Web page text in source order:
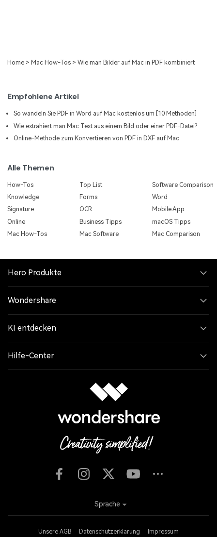
Home > Mac How-Tos > Wie man Bilder auf Mac in PDF kombiniert
Empfohlene Artikel
So wandeln Sie PDF in Word auf Mac kostenlos um [10 Methoden]
Wie extrahiert man Mac Text aus einem Bild oder einer PDF-Datei?
Online-Methode zum Konvertieren von PDF in DXF auf Mac
Alle Themen
How-Tos Top List
Software Comparison
Knowledge
Forms
Word
Signature
OCR
Mobile App
Online
Business Tipps
macOS Tipps
Mac How-Tos
Mac Software Mac Comparison
Hero Produkte
Wondershare
KI entdecken
Hilfe-Center
Unsere AGB Datenschutzerklärung Impressum
Sprache